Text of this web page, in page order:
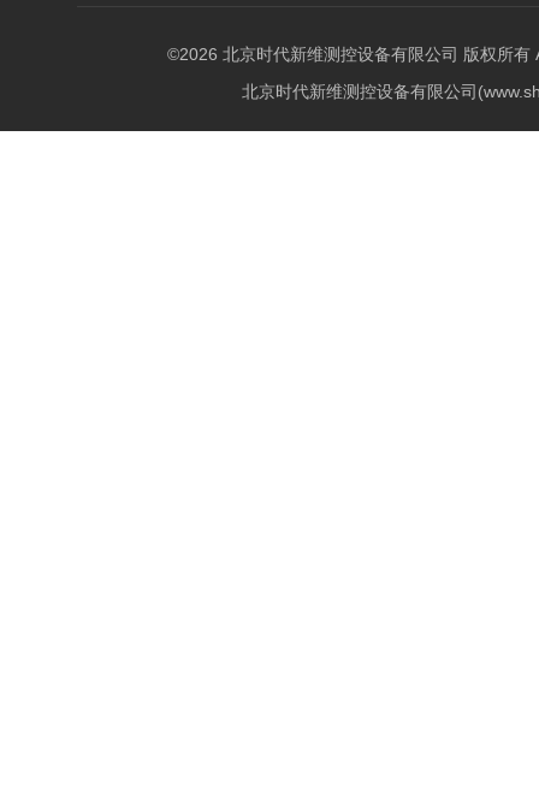
©2026 北京时代新维测控设备有限公司 版权所有
北京时代新维测控设备有限公司